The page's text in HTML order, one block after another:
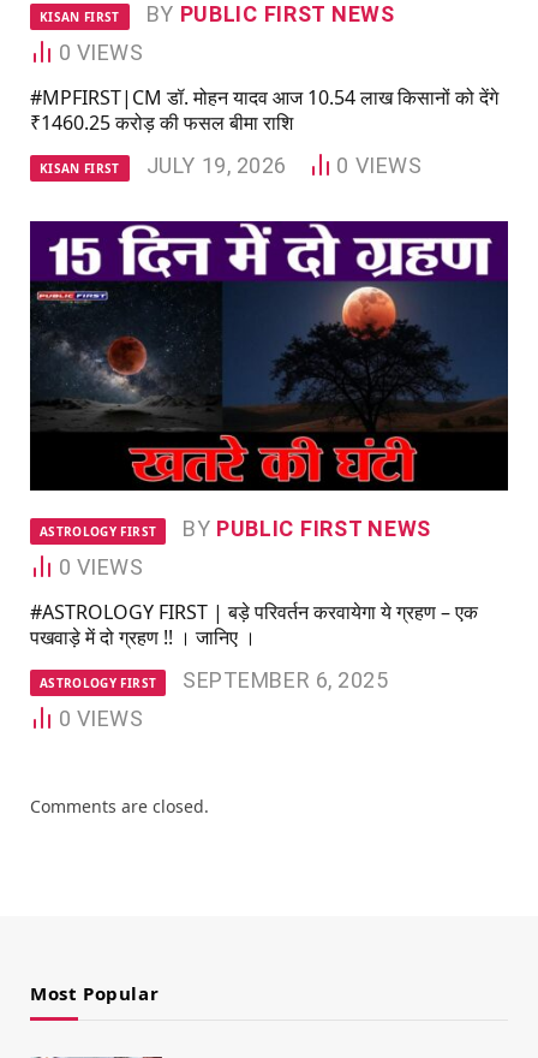
KISAN FIRST BY PUBLIC FIRST NEWS
0 VIEWS
#MPFIRST|CM डॉ. मोहन यादव आज 10.54 लाख किसानों को देंगे
₹1460.25 करोड़ की फसल बीमा राशि
KISAN FIRST JULY 19, 2026 0 VIEWS
ASTROLOGY FIRST BY PUBLIC FIRST NEWS
0 VIEWS
#ASTROLOGY FIRST | बड़े परिवर्तन करवायेगा ये ग्रहण – एक
पखवाड़े में दो ग्रहण !! । जानिए ।
ASTROLOGY FIRST
SEPTEMBER 6, 2025
0 VIEWS
Comments are closed.
Most Popular